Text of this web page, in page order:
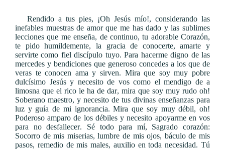
Rendido a tus pies, ¡Oh Jesús mío!, considerando las
inefables muestras de amor que me has dado y las sublimes
lecciones que me enseña, de continuo, tu adorable Corazón,
te pido humildemente, la gracia de conocerte, amarte y
servirte como fiel discípulo tuyo. Para hacerme digno de las
mercedes y bendiciones que generoso concedes a los que de
veras te conocen ama y sirven. Mira que soy muy pobre
dulcísimo Jesús y necesito de vos como el mendigo de a
limosna que el rico le ha de dar, mira que soy muy rudo oh!
Soberano maestro, y necesito de tus divinas enseñanzas para
luz y guía de mi ignorancia. Mira que soy muy débil, oh!
Poderoso amparo de los débiles y necesito apoyarme en vos
para no desfallecer. Sé todo para mí, Sagrado corazón:
Socorro de mis miserias, lumbre de mis ojos, báculo de mis
pasos, remedio de mis males, auxilio en toda necesidad. Tú